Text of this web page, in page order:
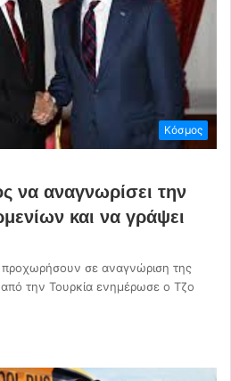
Κόσμος
να αναγνωρίσει την
και να γράψει
σε αναγνώριση της
την Τουρκία ενημέρωσε ο Τζο